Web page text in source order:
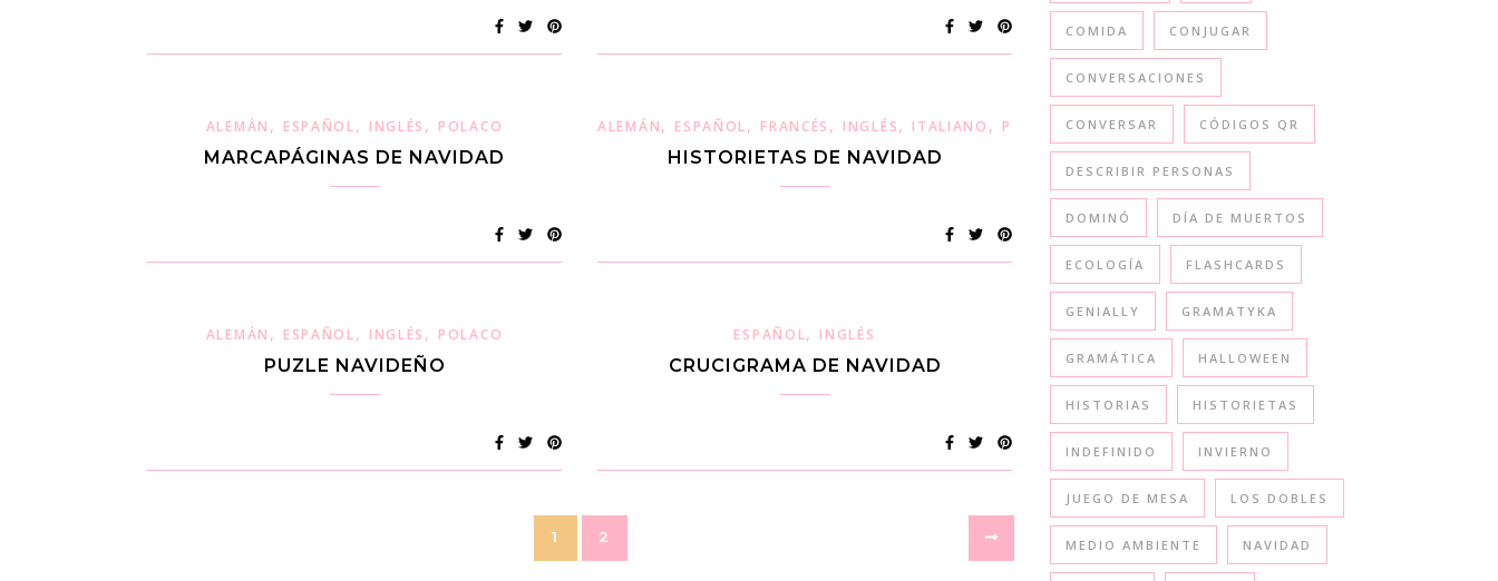
ALEMÁN , ESPAÑOL, INGLÉS , POLACO
MARCAPÁGINAS DE NAVIDAD
ALEMÁN, ESPAÑOL, FRANCÉS , INGLÉS, ITALIANO , POLACO
HISTORIETAS DE NAVIDAD
ALEMÁN , ESPAÑOL, INGLÉS , POLACO
PUZLE NAVIDEÑO
ESPAÑOL, INGLÉS
CRUCIGRAMA DE NAVIDAD
1 2
COMIDA CONJUGAR
CONVERSACIONES
CONVERSAR CÓDIGOS QR
DESCRIBIR PERSONAS
DOMINÓ DÍA DE MUERTOS
ECOLOGÍA FLASHCARDS
GENIALLY GRAMATYKA
GRAMÁTICA HALLOWEEN
HISTORIAS HISTORIETAS
INDEFINIDO INVIERNO
JUEGO DE MESA LOS DOBLES
MEDIO AMBIENTE NAVIDAD